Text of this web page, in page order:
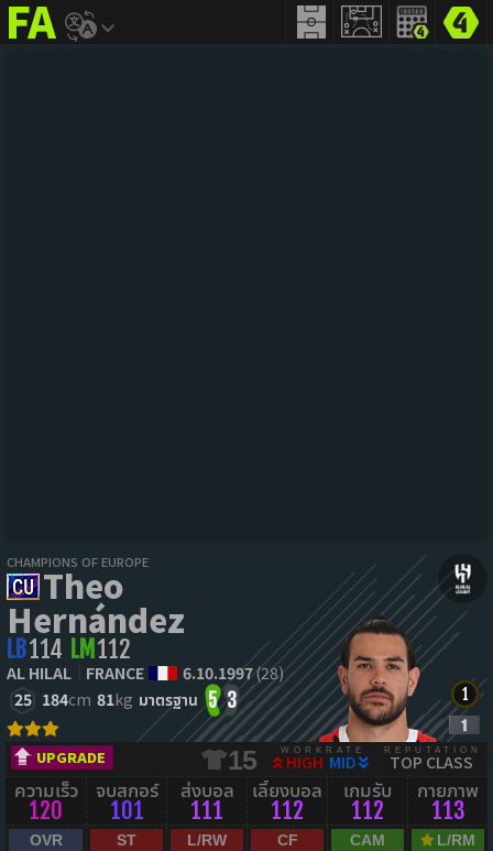
addict
CHAMPIONS OF EUROPE
Theo
Hernández
LB114 LM 112
AL HILAL FRANCE 6.10.1997(28)
25 184cm 81kg มาตรฐาน 5 3
UPGRADE 15 WORKRATE
HIGH MID
REPUTATION
TOP CLASS
ความเร็ว
120
จบสกอร์
101
ส่งบอล
111
เลี้ยงบอล
112
เกมรับ
112
กายภาพ
113
OVR ST L/RW CF CAM L/RM